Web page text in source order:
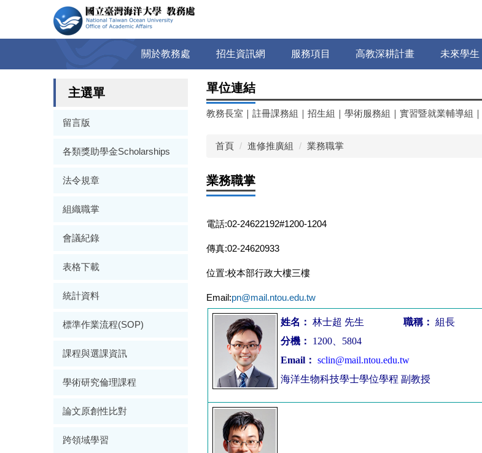
關於教務處 招生資訊網 服務項目 高教深耕計畫 未來學生
主選單
留言版
各類獎助學金Scholarships
法令規章
組織職掌
會議紀錄
表格下載
統計資料
標準作業流程(SOP)
課程與選課資訊
學術研究倫理課程
論文原創性比對
跨領域學習
單位連結
教務長室 ｜ 註冊課務組 ｜ 招生組 ｜ 學術服務組 ｜ 實習暨就業輔導組 ｜
首頁 進修推廣組 業務職掌
業務職掌
電話:02-24622192#1200-1204
傳真:02-24620933
位置:校本部行政大樓三樓
Email:pn@mail.ntou.edu.tw